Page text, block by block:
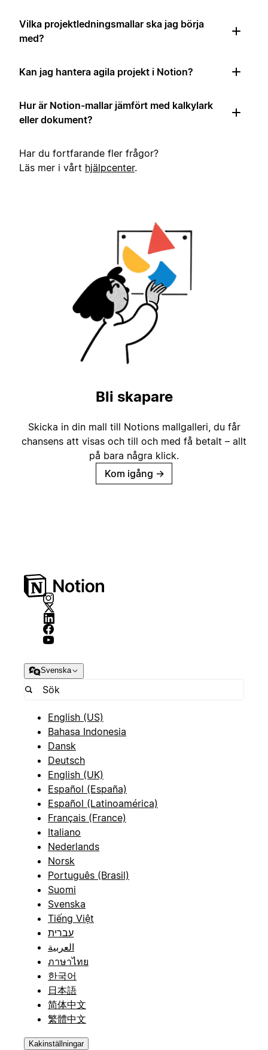
Vilka projektledningsmallar ska jag börja
med?
Kan jag hantera agila projekt i Notion?
Hur är Notion-mallar jämfört med kalkylark
eller dokument?
Har du fortfarande fler frågor?
Läs mer i vårt hjälpcenter.
Bli skapare
Skicka in din mall till Notions mallgalleri, du får
chansens att visas och till och med få betalt – allt
på bara några klick.
Kom igång →
Svenska
English (US)
Bahasa Indonesia
Dansk
Deutsch
English (UK)
Español (España)
Español (Latinoamérica)
Français (France)
Italiano
Nederlands
Norsk
Português (Brasil)
Suomi
Svenska
Tiếng Việt
עברית
العربية
ภาษาไทย
한국어
日本語
简体中文
繁體中文
Kakinställningar